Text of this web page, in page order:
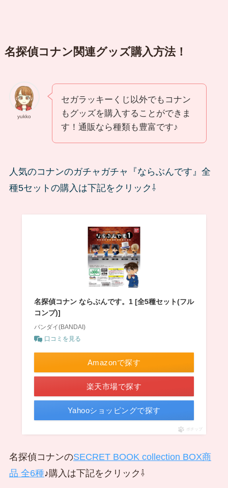
名探偵コナン関連グッズ購入方法！
yukko
セガラッキーくじ以外でもコナン
もグッズを購入することができま
す！通販なら種類も豊富です♪
人気のコナンのガチャガチャ『ならぶんです』全
種5セットの購入は下記をクリック⇩
名探偵コナン ならぶんです。1 [全5種セット(フル
コンプ)]
バンダイ(BANDAI)
口コミを見る
Amazonで探す
楽天市場で探す
Yahooショッピングで探す
ポチップ
名探偵コナンのSECRET BOOK collection BOX商
品 全6種♪購入は下記をクリック⇩